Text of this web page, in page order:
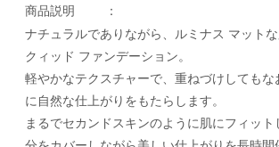
商品説明
：
ナチュラルでありながら、ルミナス マット
クィッド ファンデーション。
軽やかなテクスチャーで、重ねづけしてもな
に自然な仕上がりをもたらします。
まるでセカンドスキンのように肌にフィット